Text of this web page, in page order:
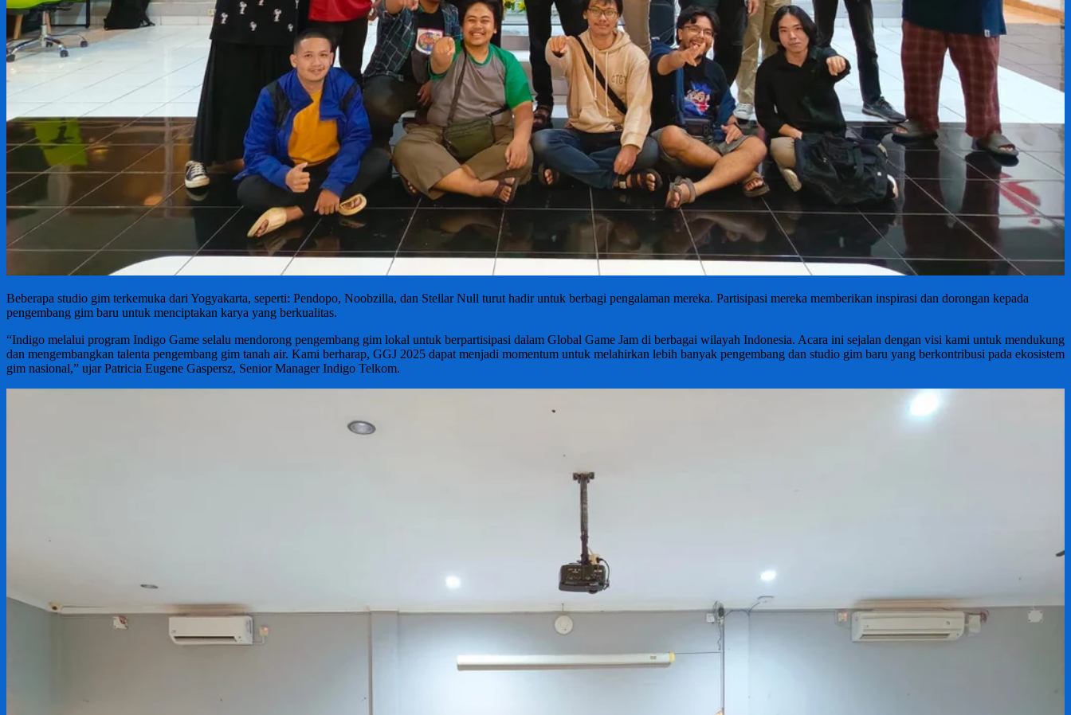
Beberapa studio gim terkemuka dari Yogyakarta, seperti: Pendopo, Noobzilla, dan Stellar Null turut hadir untuk berbagi pengalaman mereka. Partisipasi mereka memberikan inspirasi dan dorongan kepada
pengembang gim baru untuk menciptakan karya yang berkualitas.
“Indigo melalui program Indigo Game selalu mendorong pengembang gim lokal untuk berpartisipasi dalam Global Game Jam di berbagai wilayah Indonesia. Acara ini sejalan dengan visi kami untuk mendukung
dan mengembangkan talenta pengembang gim tanah air. Kami berharap, GGJ 2025 dapat menjadi momentum untuk melahirkan lebih banyak pengembang dan studio gim baru yang berkontribusi pada ekosistem
gim nasional,” ujar Patricia Eugene Gaspersz, Senior Manager Indigo Telkom.